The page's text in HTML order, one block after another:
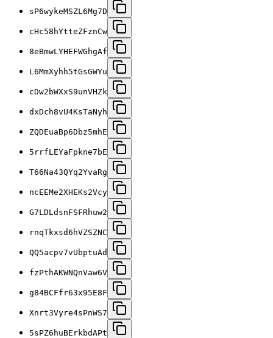
sP6wykeMSZL6Mg7D
cHc58hYtteZFznCw
8eBmwLYHEFWGhgAf
L6MmXyhh5tGsGWYu
cDw2bWXxS9unVHZk
dxDch8vU4KsTaNyh
ZQDEuaBp6Dbz5mhE
5rrfLEYaFpkne7bE
T66Na43QYq2YvaRg
ncEEMe2XHEKs2Vcy
G7LDLdsnFSFRhuw2
rnqTkxsd6hVZSZNC
QQ5acpv7vUbptuAd
fzPthAKWNQnVaw6V
g84BCFfr63x95E8F
Xnrt3Vyre4sPnWS7
5sPZ6huBErkbdAPt